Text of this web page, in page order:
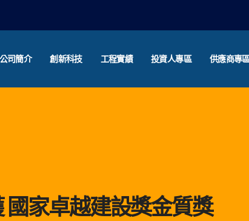
公司簡介 創新科技 工程實績 投資人專區 供應商專
家卓越建設獎金質獎